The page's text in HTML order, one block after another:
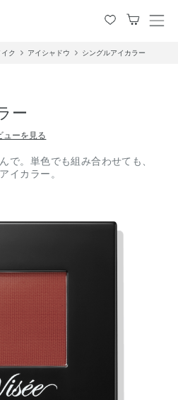
メ
ク アイシャドウ シングルアイカラー
ー
ューを見る
で。単色でも組み合わせても、
イカラー。